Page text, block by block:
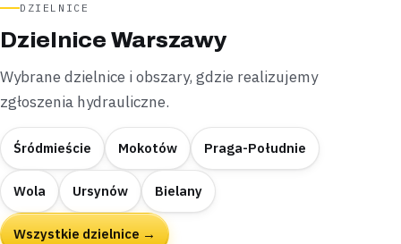
DZIELNICE
Dzielnice Warszawy
Wybrane dzielnice i obszary, gdzie realizujemy
zgłoszenia hydrauliczne.
Śródmieście Mokotów Praga-Południe
Wola Ursynów Bielany
Wszystkie dzielnice →